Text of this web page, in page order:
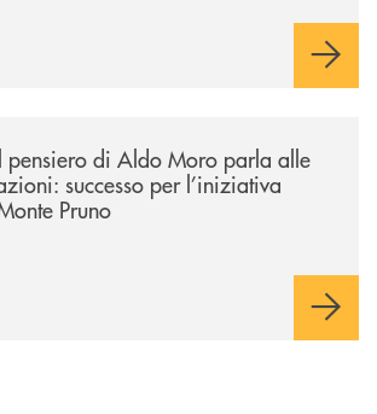
pensiero di Aldo Moro parla alle
successo per l’iniziativa
Pruno